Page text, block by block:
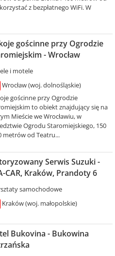
z bezpłatnego WiFi. W
gościnne przy Ogrodzie
- Wrocław
i motele
Wrocław (woj. dolnośląskie)
gościnne przy Ogrodzie
to obiekt znajdujący się na
Mieście we Wrocławiu, w
Ogrodu Staromiejskiego, 150
metrów od Teatru...
Serwis Suzuki -
CAR, Kraków, Prandoty 6
samochodowe
Kraków (woj. małopolskie)
Bukovina - Bukowina